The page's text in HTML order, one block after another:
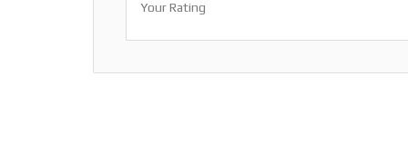
Your Rating